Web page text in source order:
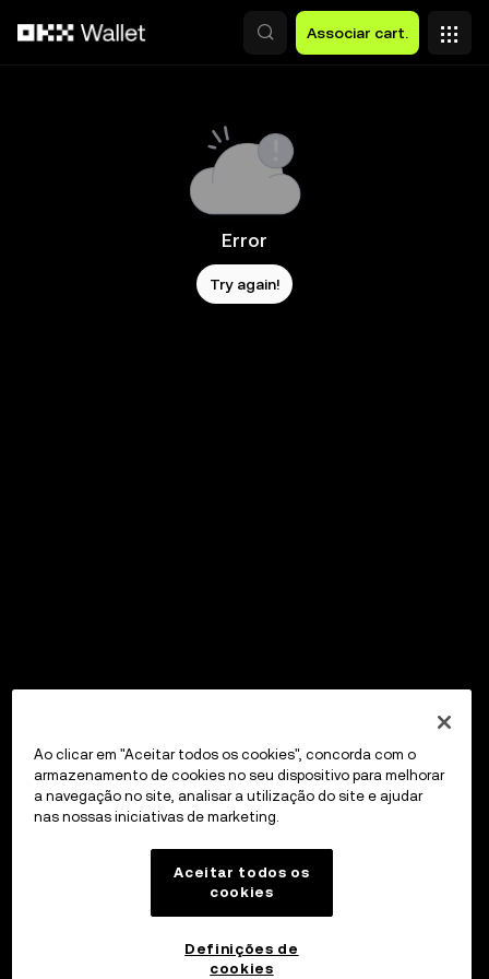
Associar cart.
Error
Try again!
Ao clicar em "Aceitar todos os cookies", concorda com o
armazenamento de cookies no seu dispositivo para melhorar
a navegação no site, analisar a utilização do site e ajudar
nas nossas iniciativas de marketing.
Aceitar todos os
cookies
Definições de
cookies